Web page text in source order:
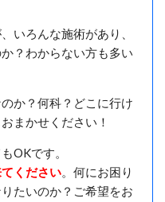
いろんな施術があり、
？わからない方も多い
か？何科？どこに行け
まかせください！
OKです。
ください。 何にお困り
たいのか？ご希望をお